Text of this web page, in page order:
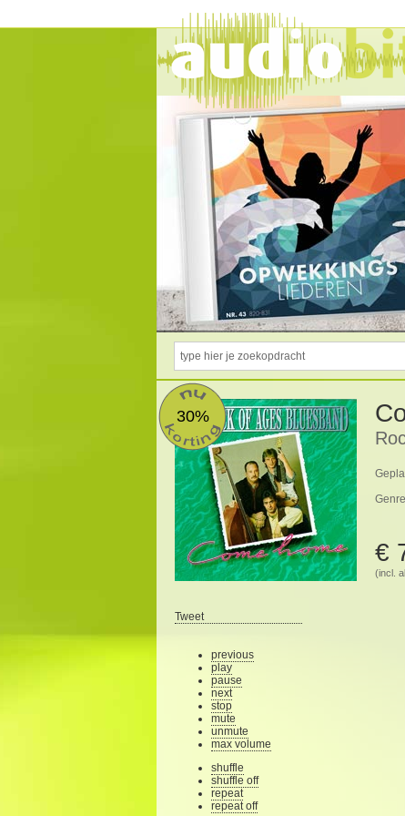
30%
€
(incl.
Tweet
previous
play
pause
next
stop
mute
unmute
max volume
shuffle
shuffle off
repeat
repeat off